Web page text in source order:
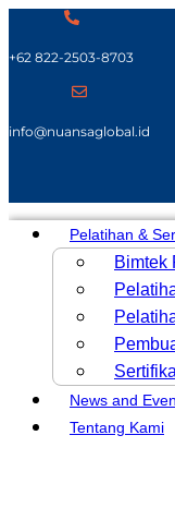
+62 822-2503-8703
info@nuansaglobal.id
Pelatihan &
Bimtek
News and
Tentang Kami